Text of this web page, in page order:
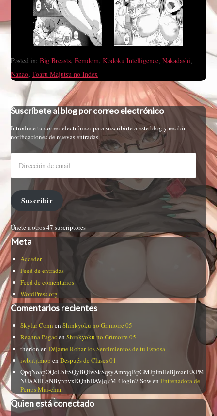
Posted in:Big Breasts,Femdom,Kodoku Intelligence,Nakadashi,
Nanao,Toaru Majutsu no Index
Suscríbete al blog por correo electrónico
Introduce tu correo electrónico para suscribirte a este blog y recibir
notificaciones de nuevas entradas.
Suscribir
Únete a otros 47 suscriptores
Meta
Acceder
Feed de entradas
Feed de comentarios
WordPress.org
Comentarios recientes
Skylar Conn enShinkyoku no Grimoire 05
Reanna Pagac enShinkyoku no Grimoire 05
therionenDéjame Robar los Sentimientos de tu Esposa
iwbntjtmop enDespués de Clases 01
QpqNoapOQcLbIrSQyBQiwSkSqsyAmrqqBpGMJpImHeBjmanEXPM
NUAXHLgNBynpvxKQnhDAVjqkM 4login7 SowenEntrenadora de
Perros Mai-chan
Quien está conectado